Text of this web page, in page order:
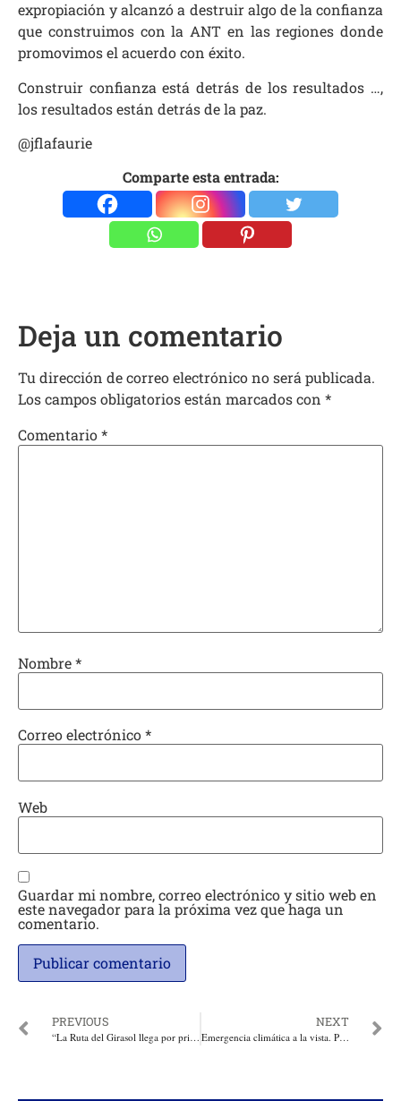
expropiación y alcanzó a destruir algo de la confianza
que construimos con la ANT en las regiones donde
promovimos el acuerdo con éxito.
Construir confianza está detrás de los resultados …,
los resultados están detrás de la paz.
@jflafaurie
Comparte esta entrada:
Deja un comentario
Tu dirección de correo electrónico no será publicada.
Los campos obligatorios están marcados con *
Comentario*
Nombre*
Correo electrónico*
Web
Guardar mi nombre, correo electrónico y sitio web en
este navegador para la próxima vez que haga un
comentario.
PREVIOUS
“La Ruta del Girasol llega por primera vez a Sabanalarga”: Elsa Noguera
NEXT
Emergencia climática a la vista. Por: Indalecio Dangond